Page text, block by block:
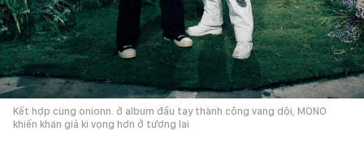
Kết hợp cùng onionn. ở album đầu tay thành công vang dội, MONO
khiến khán giả kì vọng hơn ở tương lai